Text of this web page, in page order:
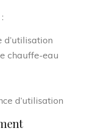
chauffe-eau
d’utilisation